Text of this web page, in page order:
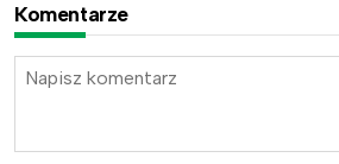
Komentarze